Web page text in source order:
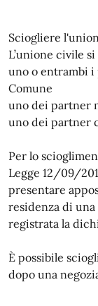
Sciogliere
L’unione civile
uno o entrambi
Comune
uno dei partner
uno dei partner
Per lo
Legge 12/09/
presentare
residenza di
registrata la
È possibile
dopo una